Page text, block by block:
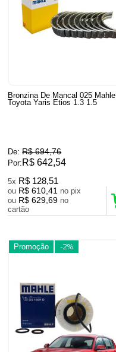
Bronzina De Mancal 025 Mahle
Toyota Yaris Etios 1.3 1.5
De: R$ 694,76
Por: R$ 642,54
5x R$ 128,51
ou R$ 610,41
no pix
ou R$ 629,69 no
cartão
Promoção -2%